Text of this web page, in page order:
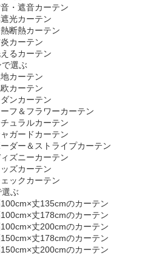
・遮音カーテン
光カーテン
断熱カーテン
カーテン
るカーテン
選ぶ
カーテン
カーテン
ンカーテン
ーフ＆フラワーカーテン
ュラルカーテン
ガードカーテン
ダー＆ストライプカーテン
ズニーカーテン
ズカーテン
ックカーテン
ぶ
丈135cmのカーテン
丈178cmのカーテン
丈200cmのカーテン
丈178cmのカーテン
丈200cmのカーテン